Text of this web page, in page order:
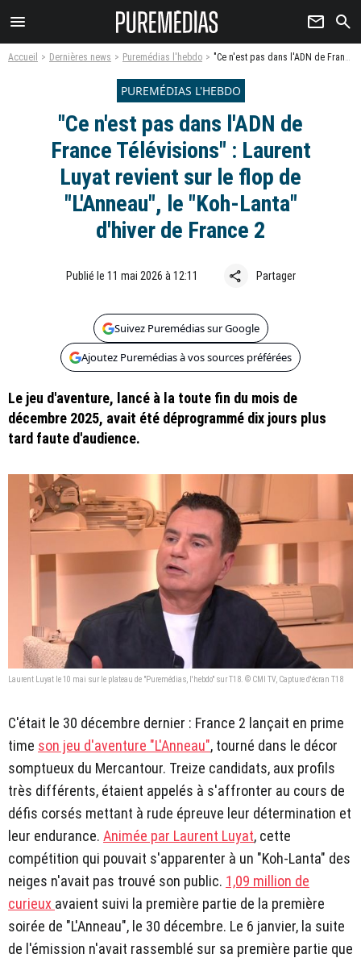
menu newsletter search
Accueil Dernières news Puremédias l'hebdo "Ce n'est pas dans l'ADN de France Télévisions" : Laurent Luyat revient sur le flop de "L'Anneau", le "Koh-Lanta" d'hiver de France 2
PUREMÉDIAS L'HEBDO
"Ce n'est pas dans l'ADN de
France Télévisions" : Laurent
Luyat revient sur le flop de
"L'Anneau", le "Koh-Lanta"
d'hiver de France 2
Publié le 11 mai 2026 à 12:11 share Partager
Suivez Puremédias sur Google
Ajoutez Puremédias à vos sources préférées
Le jeu d'aventure, lancé à la toute fin du mois de
décembre 2025, avait été déprogrammé dix jours plus
tard faute d'audience.
Laurent Luyat le 10 mai sur le plateau de "Puremédias, l'hebdo" sur T18. © CMI TV, Capture d'écran T18
C'était le 30 décembre dernier : France 2 lançait en prime
time son jeu d'aventure "L'Anneau", tourné dans le décor
somptueux du Mercantour. Treize candidats, aux profils
très différents, étaient appelés à s'affronter au cours de
défis corsés mettant à rude épreuve leur détermination et
leur endurance. Animée par Laurent Luyat, cette
compétition qui pouvait s'apparenter à un "Koh-Lanta" des
neiges n'avait pas trouvé son public. 1,09 million de
curieux avaient suivi la première partie de la première
soirée de "L'Anneau", le 30 décembre. Le 6 janvier, la suite
de l'émission n'avait rassemblé sur sa première partie que